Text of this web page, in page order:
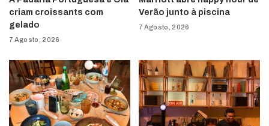
criam croissants com
gelado
7 Agosto, 2026
Verão junto à piscina
7 Agosto, 2026